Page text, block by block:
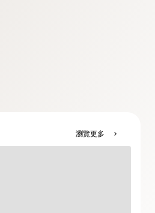
瀏覽更多 chevron_right